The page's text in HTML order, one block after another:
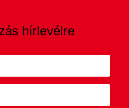
hírlevélre